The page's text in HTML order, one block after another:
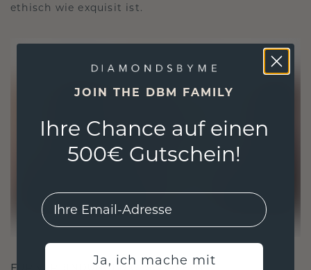
ethisch wie exquisit ist.
FÜR VERBINDUNGEN GESCHAFFEN
JOIN THE DBM FAMILY
Ihre Chance auf einen
500€ Gutschein!
EMail
Ja, ich mache mit